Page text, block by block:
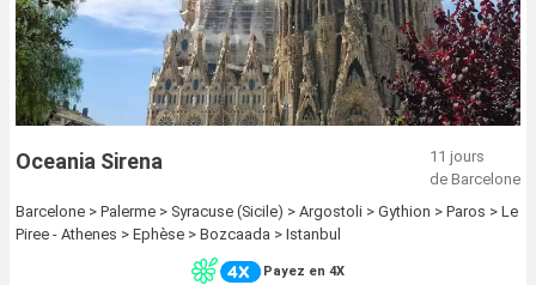
Oceania Sirena
11 jours
de Barcelone
Barcelone > Palerme > Syracuse (Sicile) > Argostoli > Gythion > Paros > Le
Piree - Athenes > Ephèse > Bozcaada > Istanbul
Payez en 4X